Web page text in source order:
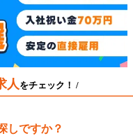
人 をチェック！ /
しですか？